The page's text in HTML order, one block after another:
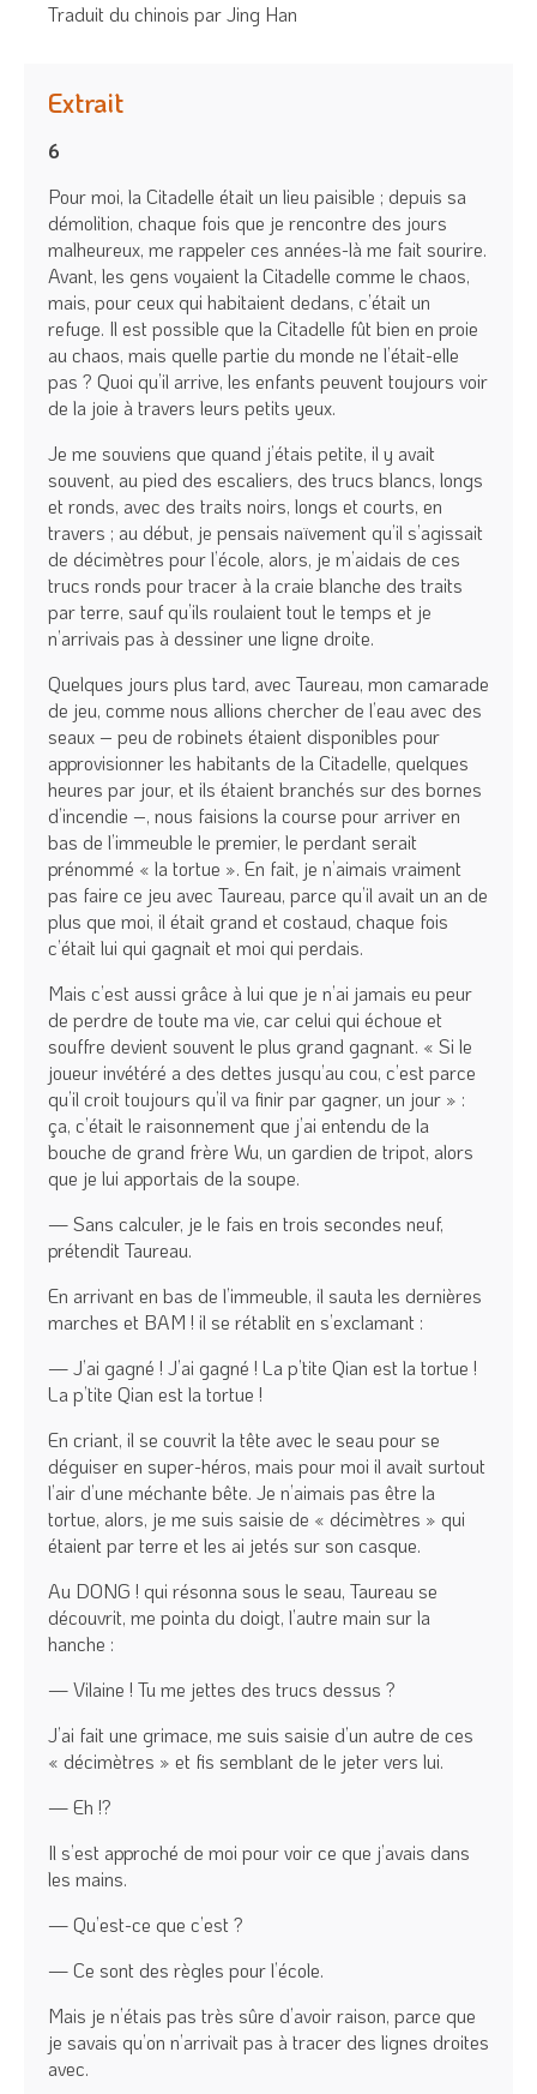
Traduit du chinois par Jing Han
Extrait
6
Pour moi, la Citadelle était un lieu paisible ; depuis sa
démolition, chaque fois que je rencontre des jours
malheureux, me rappeler ces années-là me fait sourire.
Avant, les gens voyaient la Citadelle comme le chaos,
mais, pour ceux qui habitaient dedans, c’était un
refuge. Il est possible que la Citadelle fût bien en proie
au chaos, mais quelle partie du monde ne l’était-elle
pas ? Quoi qu’il arrive, les enfants peuvent toujours voir
de la joie à travers leurs petits yeux.
Je me souviens que quand j’étais petite, il y avait
souvent, au pied des escaliers, des trucs blancs, longs
et ronds, avec des traits noirs, longs et courts, en
travers ; au début, je pensais naïvement qu’il s’agissait
de décimètres pour l’école, alors, je m’aidais de ces
trucs ronds pour tracer à la craie blanche des traits
par terre, sauf qu’ils roulaient tout le temps et je
n’arrivais pas à dessiner une ligne droite.
Quelques jours plus tard, avec Taureau, mon camarade
de jeu, comme nous allions chercher de l’eau avec des
seaux – peu de robinets étaient disponibles pour
approvisionner les habitants de la Citadelle, quelques
heures par jour, et ils étaient branchés sur des bornes
d’incendie –, nous faisions la course pour arriver en
bas de l’immeuble le premier, le perdant serait
prénommé « la tortue ». En fait, je n’aimais vraiment
pas faire ce jeu avec Taureau, parce qu’il avait un an de
plus que moi, il était grand et costaud, chaque fois
c’était lui qui gagnait et moi qui perdais.
Mais c’est aussi grâce à lui que je n’ai jamais eu peur
de perdre de toute ma vie, car celui qui échoue et
souffre devient souvent le plus grand gagnant. « Si le
joueur invétéré a des dettes jusqu’au cou, c’est parce
qu’il croit toujours qu’il va finir par gagner, un jour » :
ça, c’était le raisonnement que j’ai entendu de la
bouche de grand frère Wu, un gardien de tripot, alors
que je lui apportais de la soupe.
— Sans calculer, je le fais en trois secondes neuf,
prétendit Taureau.
En arrivant en bas de l’immeuble, il sauta les dernières
marches et BAM ! il se rétablit en s’exclamant :
— J’ai gagné ! J’ai gagné ! La p’tite Qian est la tortue !
La p’tite Qian est la tortue !
En criant, il se couvrit la tête avec le seau pour se
déguiser en super-héros, mais pour moi il avait surtout
l’air d’une méchante bête. Je n’aimais pas être la
tortue, alors, je me suis saisie de « décimètres » qui
étaient par terre et les ai jetés sur son casque.
Au DONG ! qui résonna sous le seau, Taureau se
découvrit, me pointa du doigt, l’autre main sur la
hanche :
— Vilaine ! Tu me jettes des trucs dessus ?
J’ai fait une grimace, me suis saisie d’un autre de ces
« décimètres » et fis semblant de le jeter vers lui.
— Eh !?
Il s’est approché de moi pour voir ce que j’avais dans
les mains.
— Qu’est-ce que c’est ?
— Ce sont des règles pour l’école.
Mais je n’étais pas très sûre d’avoir raison, parce que
je savais qu’on n’arrivait pas à tracer des lignes droites
avec.